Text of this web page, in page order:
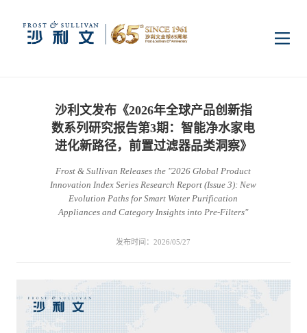
行业研究
餐饮与新零售
企业咨询服务
公司动态
活动
沙利文发布《2026年全球产品创新指
数系列研究报告第3期：智能净水家电
进化新路径，前置过滤器品类洞察》
Frost & Sullivan Releases the "2026 Global Product
Innovation Index Series Research Report (Issue 3): New
Evolution Paths for Smart Water Purification
Appliances and Category Insights into Pre-Filters"
发布时间：2026/05/27